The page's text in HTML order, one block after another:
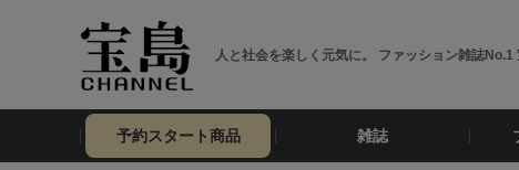
人と社会を楽しく元気に。 ファッション雑誌No.1
予約スタート商品 雑誌